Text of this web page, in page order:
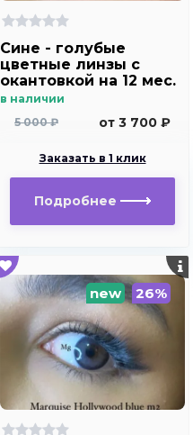
Сине - голубые
цветные линзы c
окантовкой на 12 мес.
Marquise Manuel blue
в наличии
5 000 ₽
от 3 700 ₽
Заказать в 1 клик
Подробнее
new 26%